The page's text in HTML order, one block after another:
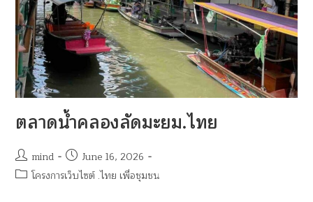
ตลาดน้ำคลองลัดมะยม.ไทย
mind
June 16, 2026
โครงการเว็บไซต์ .ไทย เพื่อชุมชน